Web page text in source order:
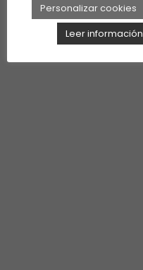
Personalizar cookies
Leer información